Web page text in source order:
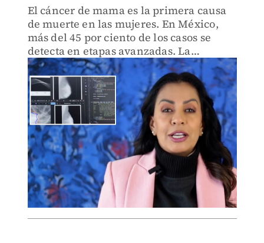
El cáncer de mama es la primera causa
de muerte en las mujeres. En México,
más del 45 por ciento de los casos se
detecta en etapas avanzadas. La
detección tardía reduce la supervivencia
a 5 años a un drástico 37 por ciento.